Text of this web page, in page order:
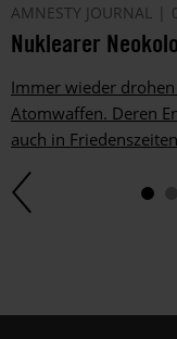
AMNESTY JOURNAL
Nuklearer
Immer wieder
Atomwaffen. Deren
auch in